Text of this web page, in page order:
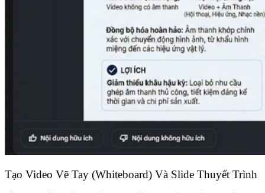
Tạo Video Vẽ Tay (Whiteboard) Và Slide Thuyết Trình